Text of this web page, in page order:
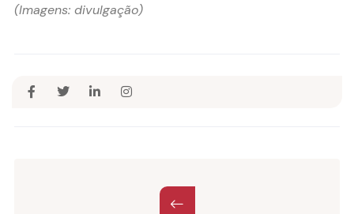
(Imagens: divulgação)